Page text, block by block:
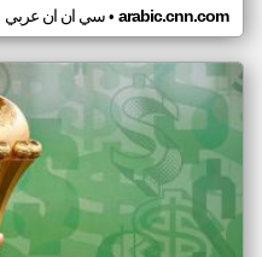
سي ان ان عربي• arabic.cnn.com